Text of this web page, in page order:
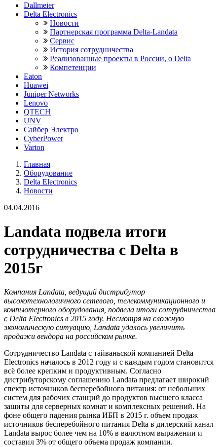
Dallmeier
Delta Electronics
Новости
Партнерская программа Delta-Landata
Сервис
История сотрудничества
Реализованные проекты в России, о Delta
Компетенции
Eaton
Huawei
Juniper Networks
Lenovo
QTECH
UNV
Сайбер Электро
CyberPower
Varton
Главная
Оборудование
Delta Electronics
Новости
04.04.2016
Landata подвела итоги
сотрудничества с Delta в
2015г
Компания Landata, ведущий дистрибутор
высокотехнологичного сетевого, телекоммуникационного и
компьютерного оборудования, подвела итоги сотрудничества
с Delta Electronics в 2015 году. Несмотря на сложную
экономическую ситуацию, Landata удалось увеличить
продажи вендора на российском рынке.
Сотрудничество Landata с тайваньской компанией Delta
Electronics началось в 2012 году и с каждым годом становится
всё более крепким и продуктивным. Согласно
дистрибуторскому соглашению Landata предлагает широкий
спектр источников бесперебойного питания: от небольших
систем для рабочих станций до продуктов высшего класса
защиты для серверных комнат и комплексных решений. На
фоне общего падения рынка ИБП в 2015 г. объем продаж
источников бесперебойного питания Delta в дилерский канал
Landata вырос более чем на 10% в валютном выражении и
составил 3% от общего объема продаж компании.